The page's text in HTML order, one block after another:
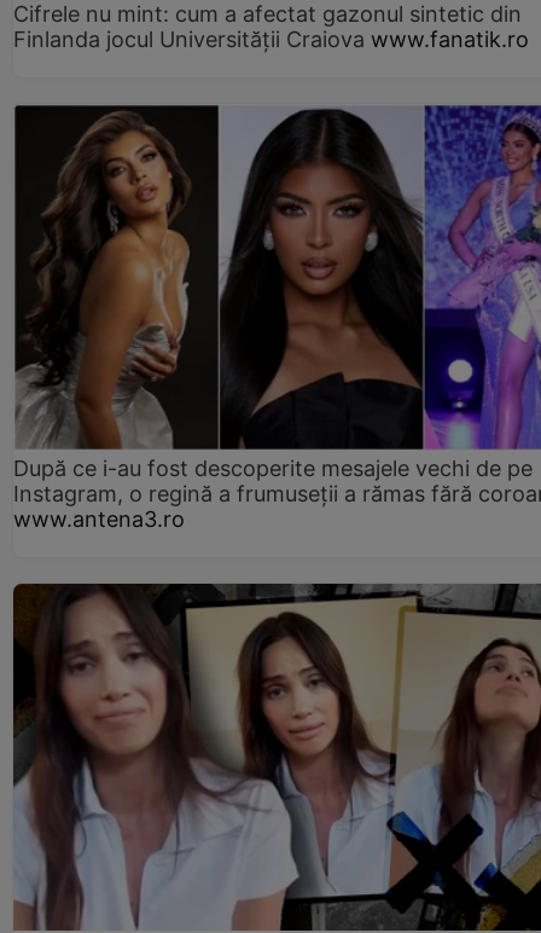
Cifrele nu mint: cum a afectat gazonul sintetic din
Finlanda jocul Universității Craiova www.fanatik.ro
După ce i-au fost descoperite mesajele vechi de pe
Instagram, o regină a frumuseții a rămas fără
www.antena3.ro